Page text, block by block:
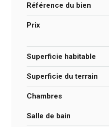
Référence du bien
Prix
Superficie habitable
Superficie du terrain
Chambres
Salle de bain